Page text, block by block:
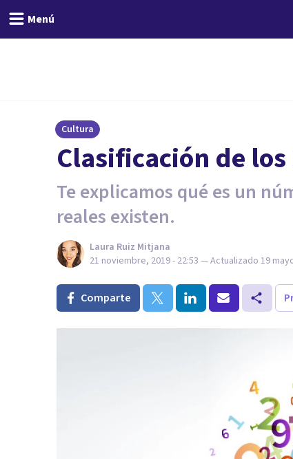
Menú
Cultura
Clasificación de
Te explicamos qué es un
reales existen.
Laura Ruiz Mitjana
21 noviembre, 2019 - 22:53 — Actualizado 19
Comparte